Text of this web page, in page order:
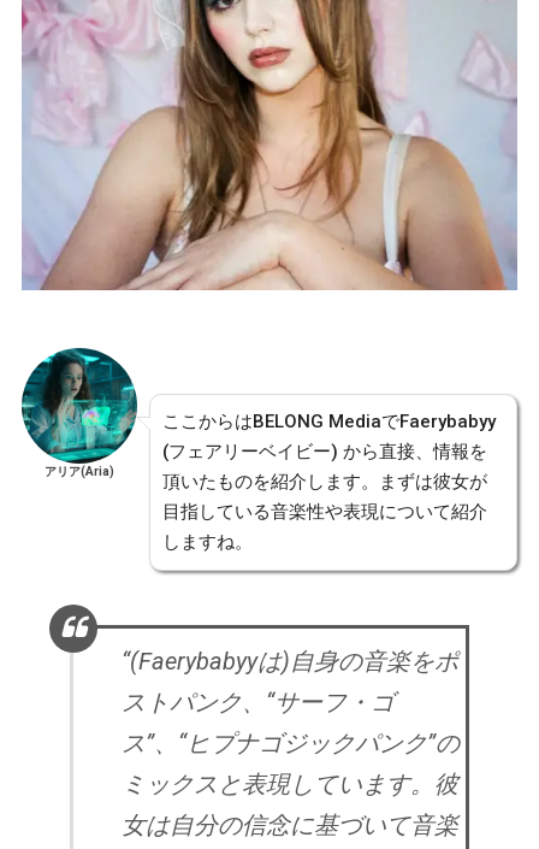
アリア(Aria)
ここからはBELONG MediaでFaerybabyy
(フェアリーベイビー) から直接、情報を
頂いたものを紹介します。まずは彼女が
目指している音楽性や表現について紹介
しますね。
“(Faerybabyyは)自身の音楽をポ
ストパンク、“サーフ・ゴ
ス”、“ヒプナゴジックパンク”の
ミックスと表現しています。彼
女は自分の信念に基づいて音楽